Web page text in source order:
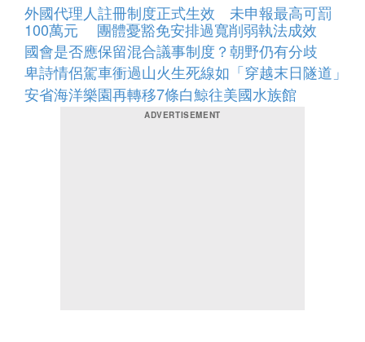
外國代理人註冊制度正式生效 未申報最高可罰
100萬元 團體憂豁免安排過寬削弱執法成效
國會是否應保留混合議事制度？朝野仍有分歧
卑詩情侶駕車衝過山火生死線如「穿越末日隧道」
安省海洋樂園再轉移7條白鯨往美國水族館